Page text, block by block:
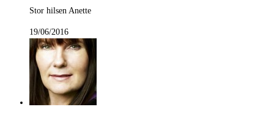
Stor hilsen Anette
19/06/2016